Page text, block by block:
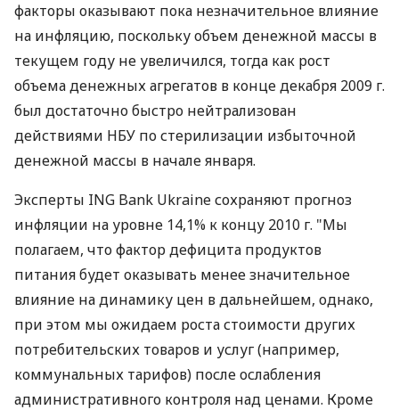
факторы оказывают пока незначительное влияние
на инфляцию, поскольку объем денежной массы в
текущем году не увеличился, тогда как рост
объема денежных агрегатов в конце декабря 2009 г.
был достаточно быстро нейтрализован
действиями НБУ по стерилизации избыточной
денежной массы в начале января.
Эксперты ING Bank Ukraine сохраняют прогноз
инфляции на уровне 14,1% к концу 2010 г. "Мы
полагаем, что фактор дефицита продуктов
питания будет оказывать менее значительное
влияние на динамику цен в дальнейшем, однако,
при этом мы ожидаем роста стоимости других
потребительских товаров и услуг (например,
коммунальных тарифов) после ослабления
административного контроля над ценами. Кроме